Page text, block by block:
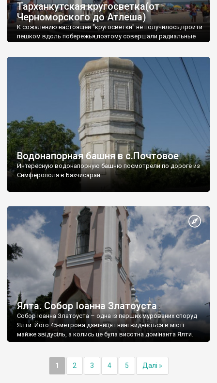
Тарханкутская кругосветка(от
Черноморского до Атлеша)
К сожалению настоящей "кругосветки" не получилось,пройти
пешком вдоль побережья,поэтому совершали радиальные
Водонапорная башня в с.Почтовое
Интересную водонапорную башню посмотрели по дороге из
Симферополя в Бахчисарай.
Ялта. Собор Іоанна Златоуста
Собор Іоанна Златоуста – одна із перших мурованих споруд
Ялти. Його 45-метрова дзвіниця і нині видніється в місті
майже звідусіль, а колись це була висотна домінанта Ялти.
1 2 3 4 5 Далі »